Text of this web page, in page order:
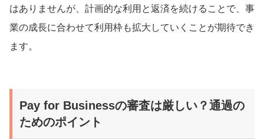
はありませんが、計画的な利用と返済を続けることで、事
業の成長に合わせて利用枠も拡大していくことが期待でき
ます。
Pay for Businessの審査は厳しい？通過の
ためのポイント